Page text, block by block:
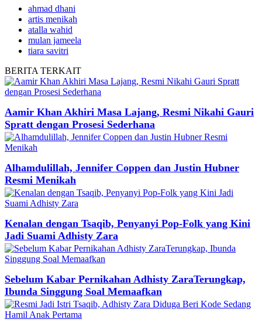
ahmad dhani
artis menikah
atalla wahid
mulan jameela
tiara savitri
BERITA TERKAIT
Aamir Khan Akhiri Masa Lajang, Resmi Nikahi Gauri
Spratt dengan Prosesi Sederhana
Alhamdulillah, Jennifer Coppen dan Justin Hubner
Resmi Menikah
Kenalan dengan Tsaqib, Penyanyi Pop-Folk yang Kini
Jadi Suami Adhisty Zara
Sebelum Kabar Pernikahan Adhisty ZaraTerungkap,
Ibunda Singgung Soal Memaafkan